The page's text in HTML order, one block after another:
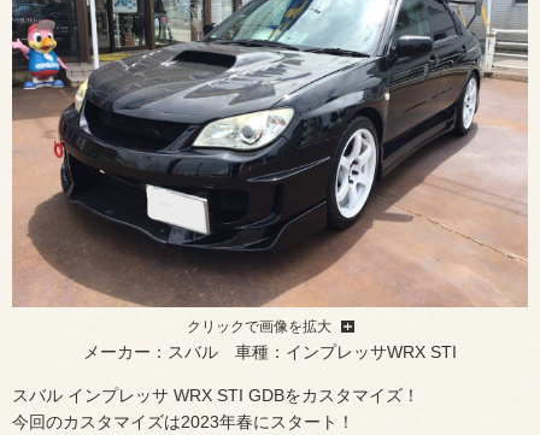
クリックで画像を拡大
メーカー：スバル 車種：インプレッサWRX STI
スバル インプレッサ WRX STI GDBをカスタマイズ！
今回のカスタマイズは2023年春にスタート！